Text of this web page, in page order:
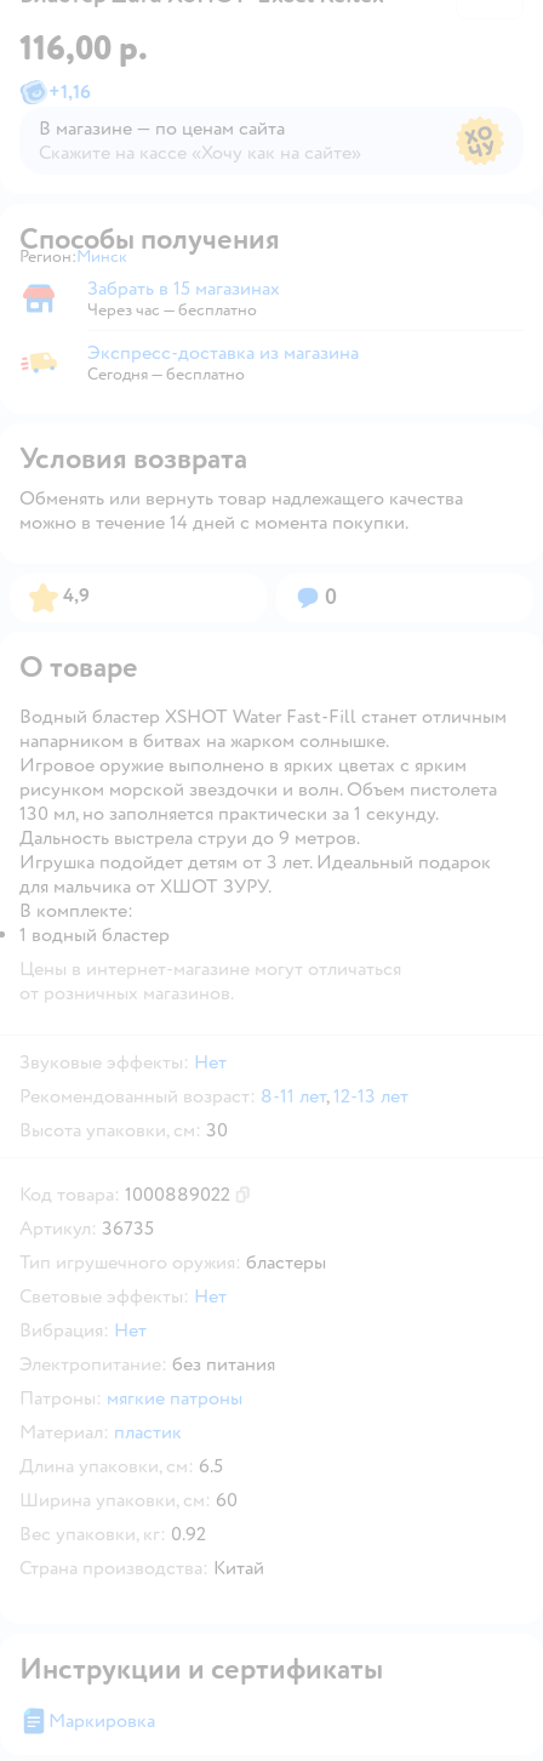
116,00 р.
+1,16
В магазине — по ценам сайта
Скажите на кассе «Хочу как на сайте»
Способы получения
Регион: Выбор адреса доставки.
Минск
Забрать в магазине
Забрать в 15 магазинах
Через час — бесплатно
Экспресс-доставка из магазина
Экспресс-доставка из магазина
Сегодня—бесплатно
Условия возврата
Обменять или вернуть товар надлежащего качества
можно в течение 14 дней с момента покупки.
Рейтинг:
4,9 Вопросов:
0
О товаре
Водный бластер XSHOT Water Fast-Fill станет отличным
напарником в битвах на жарком солнышке.
Игровое оружие выполнено в ярких цветах с ярким
рисунком морской звездочки и волн. Объем пистолета
130 мл, но заполняется практически за 1 секунду.
Дальность выстрела струи до 9 метров.
Игрушка подойдет детям от 3 лет. Идеальный подарок
для мальчика от ХШОТ ЗУРУ.
В комплекте:
1 водный бластер
Цены в интернет-магазине могут отличаться
от розничных магазинов.
Звуковые эффекты: Нет
Рекомендованный возраст: 8-11 лет,12-13 лет
Высота упаковки, см: 30
Код товара: 1000889022
Артикул: 36735
Тип игрушечного оружия: бластеры
Световые эффекты: Нет
Вибрация: Нет
Электропитание: без питания
Патроны: мягкие патроны
Материал: пластик
Длина упаковки, см: 6.5
Ширина упаковки, см: 60
Вес упаковки, кг: 0.92
Страна производства: Китай
Инструкции и сертификаты
Маркировка